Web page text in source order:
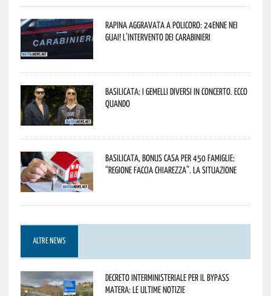
Rapina aggravata a Policoro: 24enne nei
guai! L’intervento dei Carabinieri
Basilicata: i Gemelli DiVersi in concerto. Ecco
quando
Basilicata, Bonus casa per 450 famiglie:
“Regione faccia chiarezza”. La situazione
ALTRE NEWS
Decreto interministeriale per il Bypass
Matera: le ultime notizie